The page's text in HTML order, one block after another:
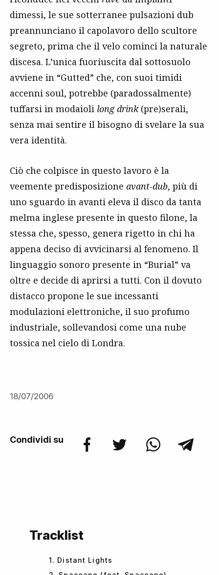
dimessi, le sue sotterranee pulsazioni dub
preannunciano il capolavoro dello scultore
segreto, prima che il velo cominci la naturale
discesa. L’unica fuoriuscita dal sottosuolo
avviene in “Gutted” che, con suoi timidi
accenni soul, potrebbe (paradossalmente)
tuffarsi in modaioli long drink(pre)serali,
senza mai sentire il bisogno di svelare la sua
vera identità.
Ciò che colpisce in questo lavoro è la
veemente predisposizione avant-dub, più di
uno sguardo in avanti eleva il disco da tanta
melma inglese presente in questo filone, la
stessa che, spesso, genera rigetto in chi ha
appena deciso di avvicinarsi al fenomeno. Il
linguaggio sonoro presente in “Burial” va
oltre e decide di aprirsi a tutti. Con il dovuto
distacco propone le sue incessanti
modulazioni elettroniche, il suo profumo
industriale, sollevandosi come una nube
tossica nel cielo di Londra.
18/07/2006
Condividi su
Tracklist
1. Distant Lights